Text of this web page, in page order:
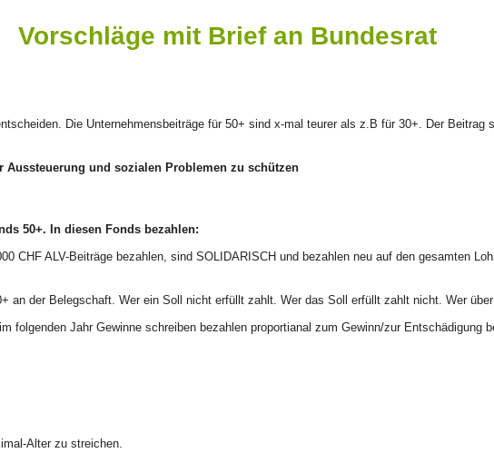
Vorschläge mit Brief an Bundesrat
Die Unternehmensbeiträge für 50+ sind x-mal teurer als z.B für 30+. Der Beitrag
Aussteuerung und sozialen Problemen zu schützen
50+. In diesen Fonds bezahlen:
CHF ALV-Beiträge bezahlen, sind SOLIDARISCH und bezahlen neu auf den gesamten
an der Belegschaft. Wer ein Soll nicht erfüllt zahlt. Wer das Soll erfüllt zahlt nicht. Wer
folgenden Jahr Gewinne schreiben bezahlen proportianal zum Gewinn/zur Entschädigung
Alter zu streichen.